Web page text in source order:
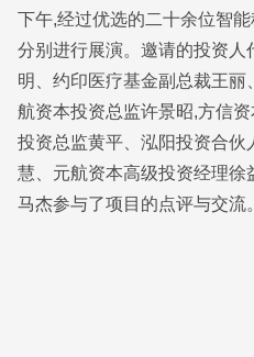
下午,经过优选的二十余位智
分别进行展演。邀请的投资人
明、约印医疗基金副总裁王
航资本投资总监许景昭,方信
投资总监黄平、泓阳投资合
慧、元航资本高级投资经理
马杰参与了项目的点评与交流。